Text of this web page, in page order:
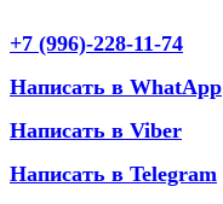
+7 (996)-228-11-74
Написать в WhatApp
Написать в Viber
Написать в Telegram